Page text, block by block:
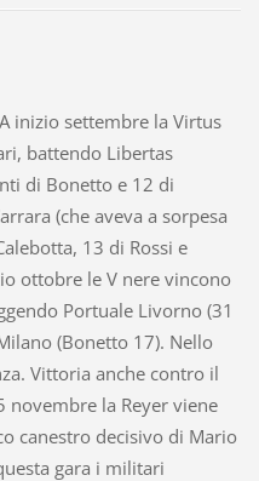
inizio settembre la Virtus
battendo Libertas
di Bonetto e 12 di
(che aveva a sorpesa
13 di Rossi e
ottobre le V nere vincono
Portuale Livorno (31
(Bonetto 17). Nello
Vittoria anche contro il
novembre la Reyer viene
canestro decisivo di Mario
gara i militari